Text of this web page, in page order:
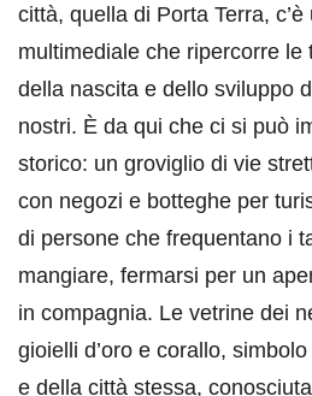
città, quella di Porta Terra, c’è
multimediale che ripercorre le
della nascita e dello sviluppo
nostri. È da qui che ci si può
storico: un groviglio di vie
con negozi e botteghe per
di persone che frequentano i
mangiare, fermarsi per un
in compagnia. Le vetrine dei
gioielli d’oro e corallo,
e della città stessa,